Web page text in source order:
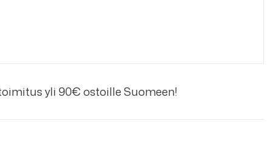
yli 90€ ostoille Suomeen!